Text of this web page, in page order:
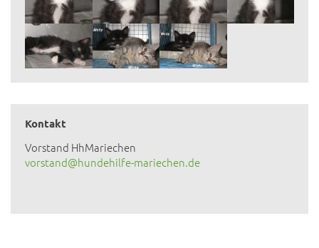
Kontakt
Vorstand HhMariechen
vorstand@hundehilfe-mariechen.de